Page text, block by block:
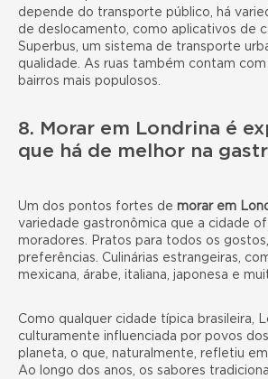
depende do transporte público, há
de deslocamento, como aplicativos de
Superbus, um sistema de transporte
qualidade. As ruas também contam com
bairros mais populosos.
8. Morar em Londrina é
que há de melhor na
Um dos pontos fortes de morar em
variedade gastronômica que a cidade
moradores. Pratos para todos os
preferências. Culinárias estrangeiras,
mexicana, árabe, italiana, japonesa e
Como qualquer cidade típica brasileira,
culturamente influenciada por povos
planeta, o que, naturalmente, refletiu
Ao longo dos anos, os sabores